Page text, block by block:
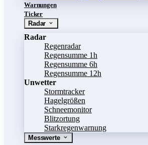
Warnungen
Ticker
Radar
Radar
Regenradar
Regensumme 1h
Regensumme 6h
Regensumme 12h
Unwetter
Stormtracker
Hagelgrößen
Schneemonitor
Blitzortung
Starkregenwarnung
Messwerte